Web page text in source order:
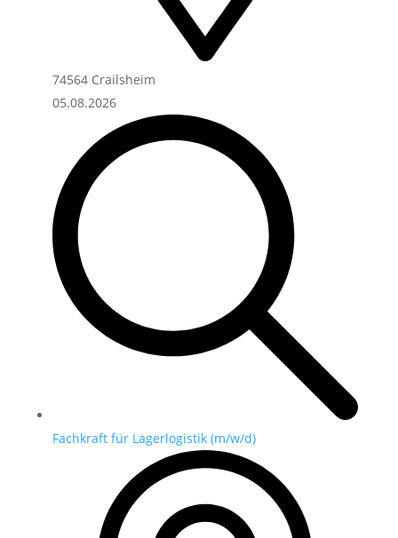
74564 Crailsheim
05.08.2026
Fachkraft für Lagerlogistik (m/w/d)